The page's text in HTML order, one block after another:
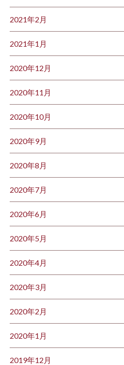
2021年2月
2021年1月
2020年12月
2020年11月
2020年10月
2020年9月
2020年8月
2020年7月
2020年6月
2020年5月
2020年4月
2020年3月
2020年2月
2020年1月
2019年12月